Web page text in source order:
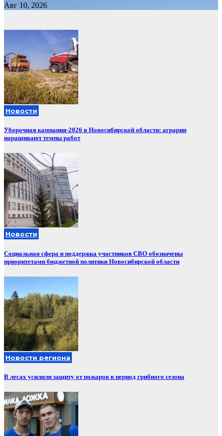
Авг 10, 2026
Новости
Уборочная кампания‑2026 в Новосибирской области: аграрии
наращивают темпы работ
Новости
Социальная сфера и поддержка участников СВО обозначены
приоритетами бюджетной политики Новосибирской области
Новости региона
В лесах усилили защиту от пожаров в период грибного сезона